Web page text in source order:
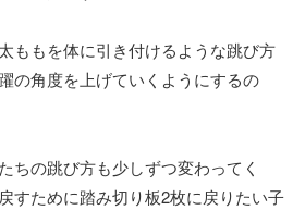
ももを体に引き付けるような跳び方
の角度を上げていくようにするの
ちの跳び方も少しずつ変わってく
すために踏み切り板2枚に戻りたい子